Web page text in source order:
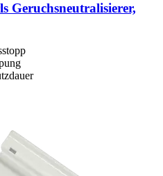
Geruchsneutralisierer,